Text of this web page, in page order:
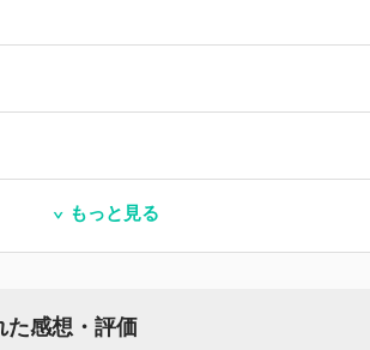
もっと見る
た感想・評価